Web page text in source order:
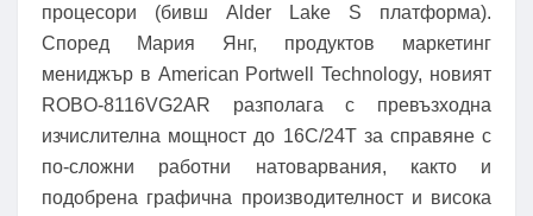
процесори (бивш Alder Lake S платформа).
Според Мария Янг, продуктов маркетинг
мениджър в American Portwell Technology, новият
ROBO-8116VG2AR разполага с превъзходна
изчислителна мощност до 16C/24T за справяне с
по-сложни работни натоварвания, както и
подобрена графична производителност и висока